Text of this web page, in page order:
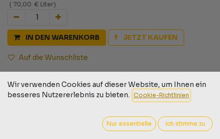
( 70,00 € Liter)
IN DEN WARENKORB JETZT KAUFEN
Auf die Wunschliste
30-Tage-Geld-zurück-Garantie
Versand: 2-3 Geschäftstage
Wir verwenden Cookies auf dieser Website, um Ihnen ein
besseres Nutzererlebnis zu bieten. Cookie-Richtlinien
Nur essentielle Ich stimme zu